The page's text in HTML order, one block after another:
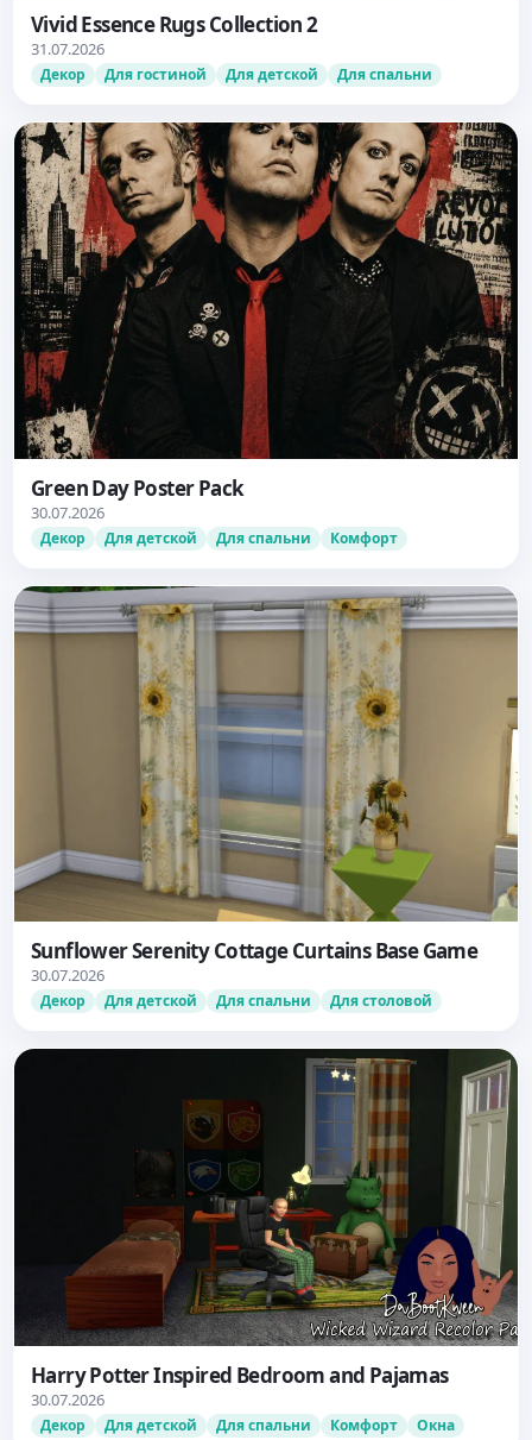
Vivid Essence Rugs Collection 2
31.07.2026
Декор Для гостиной Для детской Для спальни
Green Day Poster Pack
30.07.2026
Декор Для детской Для спальни Комфорт
Sunflower Serenity Cottage Curtains Base Game
30.07.2026
Декор Для детской Для спальни Для столовой
Harry Potter Inspired Bedroom and Pajamas
30.07.2026
Декор Для детской Для спальни Комфорт Окна